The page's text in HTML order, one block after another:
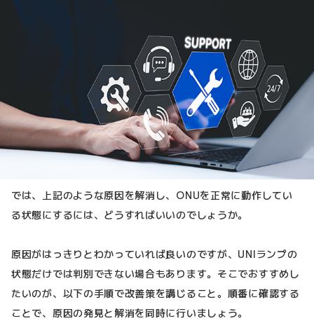
では、上記のような原因を解消し、ONUを正常に動作してい
る状態にするには、どうすればいいのでしょうか。
原因がはっきりとわかっていれば良いのですが、UNIランプの
状態だけでは判別できない場合もあります。そこでおすすめし
たいのが、以下の手順で改善策を講じること。順番に確認する
ことで、原因の発見と解消を同時に行いましょう。